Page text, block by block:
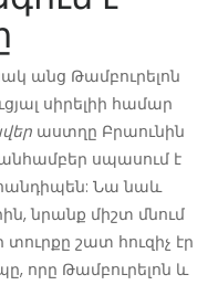
անց Թամբուրելոն
սիրելիի համար
աստղը Բրաունին
սպասում է
Նա նաև
նրանք միշտ մնում
շատ հուզիչ էր
որը Թամբուրելոն և